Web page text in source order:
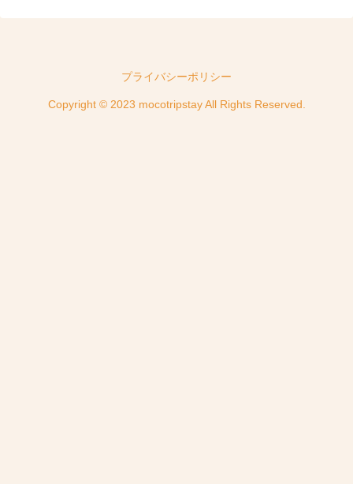
プライバシーポリシー
Copyright © 2023 mocotripstay All Rights Reserved.